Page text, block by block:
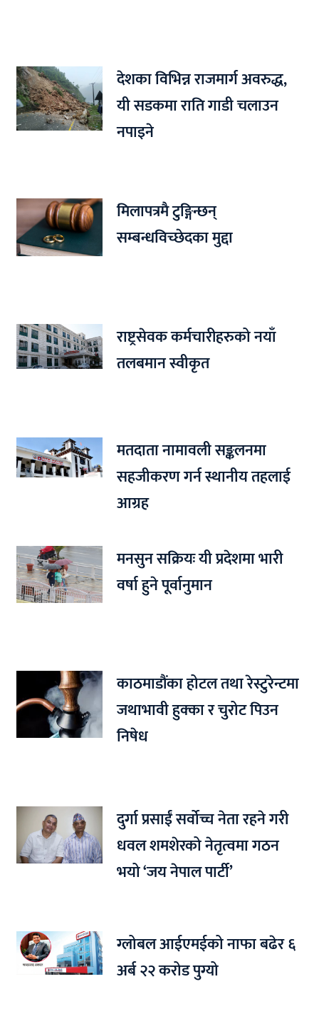
देशका विभिन्न राजमार्ग अवरुद्ध,
यी सडकमा राति गाडी चलाउन
नपाइने
मिलापत्रमै टुङ्गिन्छन्
सम्बन्धविच्छेदका मुद्दा
राष्ट्रसेवक कर्मचारीहरुको नयाँ
तलबमान स्वीकृत
मतदाता नामावली सङ्कलनमा
सहजीकरण गर्न स्थानीय तहलाई
आग्रह
मनसुन सक्रियः यी प्रदेशमा भारी
वर्षा हुने पूर्वानुमान
काठमाडौंका होटल तथा रेस्टुरेन्टमा
जथाभावी हुक्का र चुरोट पिउन
निषेध
दुर्गा प्रसाईं सर्वोच्च नेता रहने गरी
धवल शमशेरको नेतृत्वमा गठन
भयो ‘जय नेपाल पार्टी’
ग्लोबल आईएमईको नाफा बढेर ६
अर्ब २२ करोड पुग्यो